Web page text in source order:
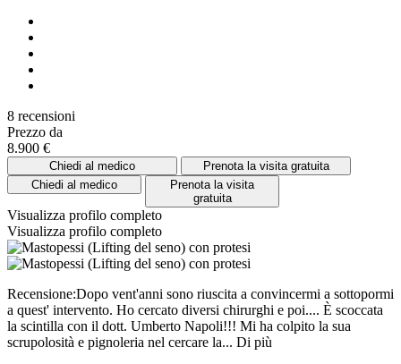
8 recensioni
Prezzo da
8.900 €
Chiedi al medico
Prenota la visita gratuita
Chiedi al medico
Prenota la visita
gratuita
Visualizza profilo completo
Visualizza profilo completo
Recensione:Dopo vent'anni sono riuscita a convincermi a sottopormi
a quest' intervento. Ho cercato diversi chirurghi e poi.... È scoccata
la scintilla con il dott. Umberto Napoli!!! Mi ha colpito la sua
scrupolosità e pignoleria nel cercare la... Di più